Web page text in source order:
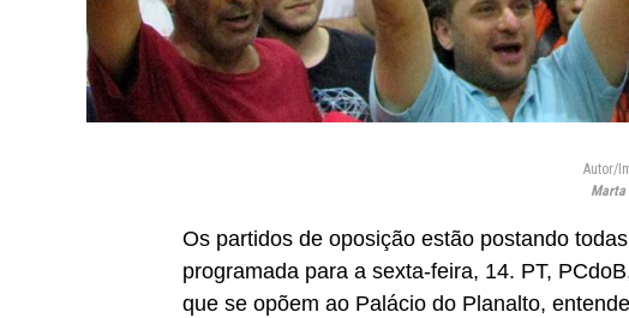
Autor/
Marta
Os partidos de oposição estão postando
programada para a sexta-feira, 14. PT,
que se opõem ao Palácio do Planalto,